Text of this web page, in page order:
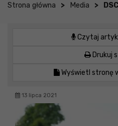
Strona główna > Media >
Czytaj
Drukuj
Wyświetl stronę
13 lipca 2021